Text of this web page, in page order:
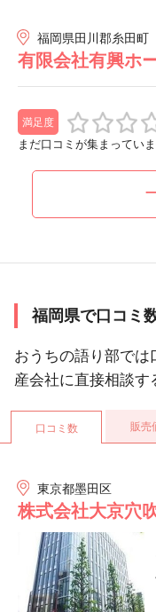
福岡県田川郡糸田町
有限会社有興ホ
満足度
まだ口コミが集まってい
福岡県で口コミ
おうちの語り部で
産会社に直接相談す
口コミ数 販売
東京都墨田区
株式会社大京穴